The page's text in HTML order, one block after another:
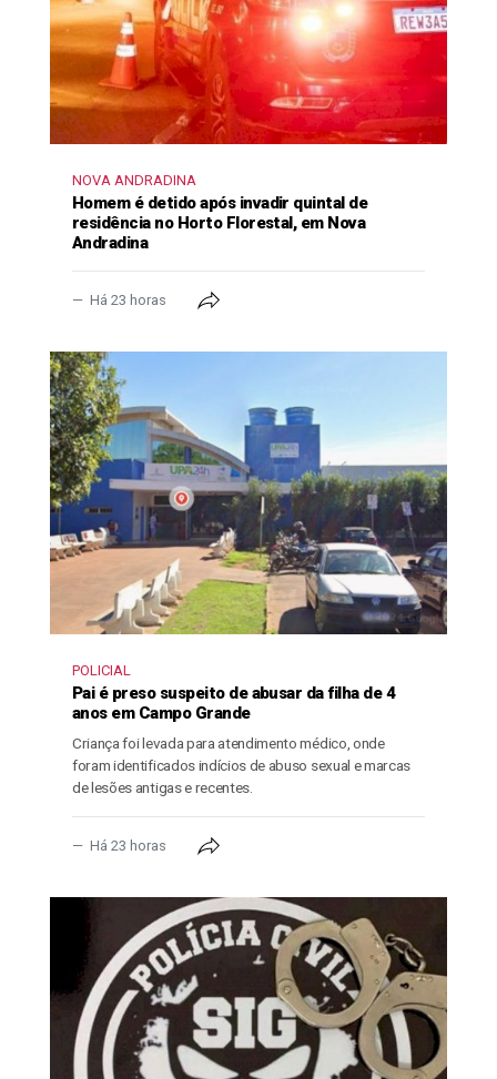
NOVA ANDRADINA
Homem é detido após invadir quintal de
residência no Horto Florestal, em Nova
Andradina
Há 23 horas
POLICIAL
Pai é preso suspeito de abusar da filha de 4
anos em Campo Grande
Criança foi levada para atendimento médico, onde
foram identificados indícios de abuso sexual e marcas
de lesões antigas e recentes.
Há 23 horas